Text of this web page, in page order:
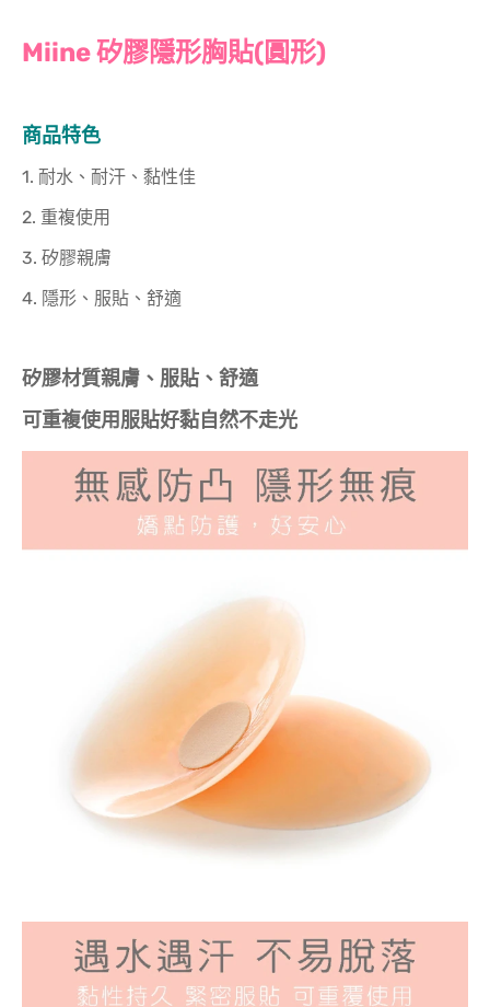
Miine 矽膠隱形胸貼(圓形)
商品特色
1. 耐水、耐汗、黏性佳
2. 重複使用
3. 矽膠親膚
4. 隱形、服貼、舒適
矽膠材質親膚、服貼、舒適
可重複使用服貼好黏自然不走光